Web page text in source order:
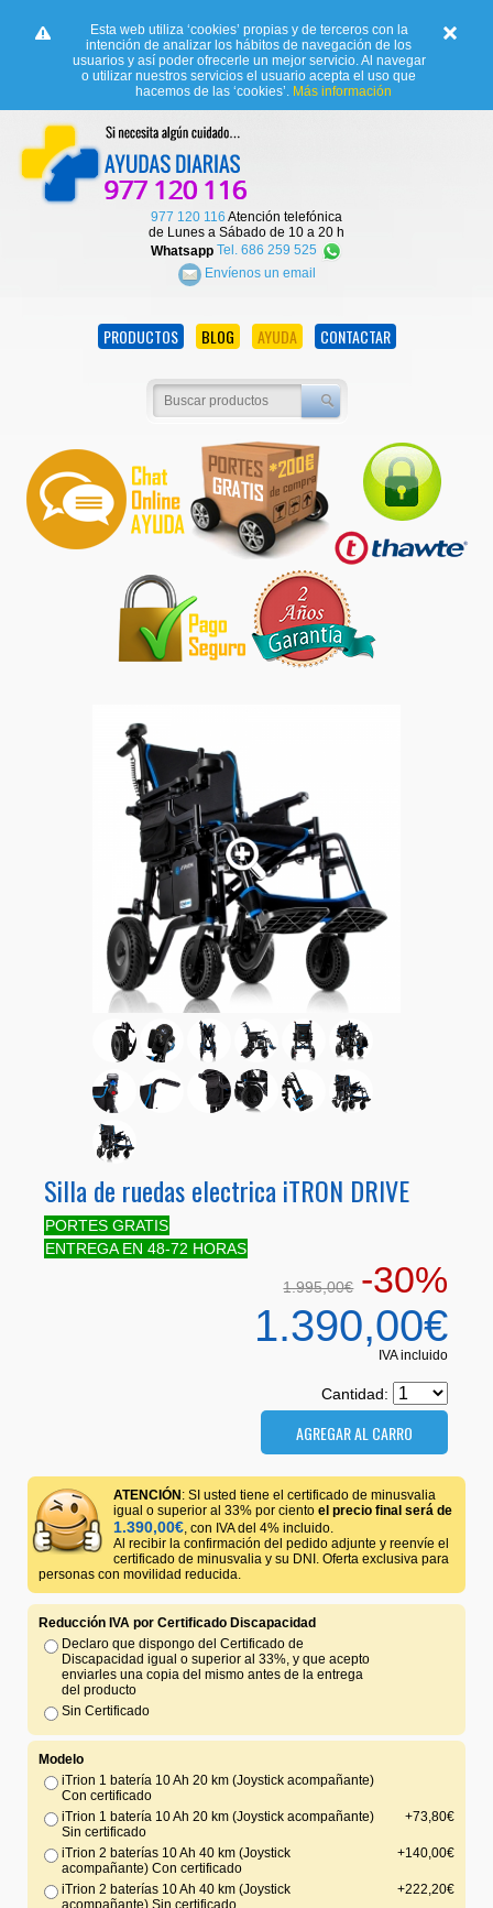
Esta web utiliza ‘cookies’ propias y de terceros con la
intención de analizar los hábitos de navegación de los
usuarios y así poder ofrecerle un mejor servicio. Al navegar
o utilizar nuestros servicios el usuario acepta el uso que
hacemos de las ‘cookies’. Más información
977 120 116 Atención telefónica
de Lunes a Sábado de 10 a 20 h
Whatsapp Tel. 686 259 525
Envíenos un email
PRODUCTOS BLOG AYUDA CONTACTAR
Silla de ruedas electrica iTRON DRIVE
PORTES GRATIS
ENTREGA EN 48-72 HORAS
1.995,00€ -30%
1.390,00€
IVA incluido
Cantidad:
ATENCIÓN : SI usted tiene el certificado de minusvalia
igual o superior al 33% por ciento el precio final será de
1.390,00€, con IVA del 4% incluido.
Al recibir la confirmación del pedido adjunte y reenvíe el
certificado de minusvalia y su DNI. Oferta exclusiva para
personas con movilidad reducida.
Reducción IVA por Certificado Discapacidad
Declaro que dispongo del Certificado de
Discapacidad igual o superior al 33%, y que acepto
enviarles una copia del mismo antes de la entrega
del producto
Sin Certificado
Modelo
iTrion 1 batería 10 Ah 20 km (Joystick acompañante)
Con certificado
iTrion 1 batería 10 Ah 20 km (Joystick acompañante)
Sin certificado
+73,80€
iTrion 2 baterías 10 Ah 40 km (Joystick
acompañante) Con certificado
+140,00€
iTrion 2 baterías 10 Ah 40 km (Joystick
acompañante) Sin certificado
+222,20€